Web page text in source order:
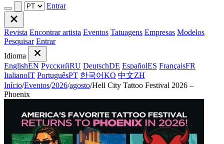
Entrar
Revista Encontrar artista Eventos Tatuagens Empresas Modelos
Pesquisar Entrar
Idioma
EnglishEN РусскийRU DeutschDE EspañolES FrançaisFR
ItalianoIT PortuguêsPT 한국어KO 中文ZH
Início/Eventos/2026/agosto/Hell City Tattoo Festival 2026 –
Phoenix